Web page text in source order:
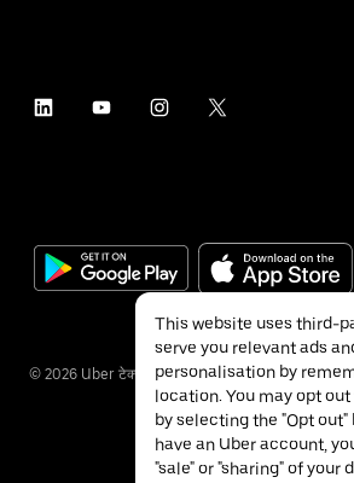
© 2026 Uber टेक्नॉलॉजीज इंक.
This website uses third-
serve you relevant ads
personalisation by
location. You may opt
by selecting the "Opt
have an Uber account,
"sale" or "sharing" of your